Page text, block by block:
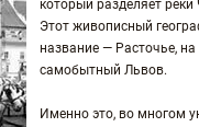
который разделяет
Этот живописный
название — Расточье, на
самобытный Львов.
Именно это, во многом